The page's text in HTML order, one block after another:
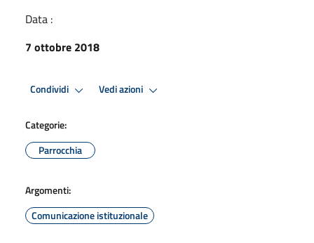
Data :
7 ottobre 2018
Condividi Vedi azioni
Categorie:
Parrocchia
Argomenti:
Comunicazione istituzionale